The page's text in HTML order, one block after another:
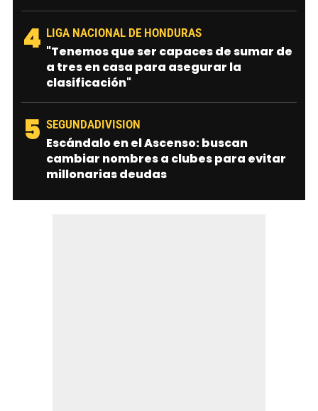
4 LIGA NACIONAL DE HONDURAS
"Tenemos que ser capaces de sumar de
a tres en casa para asegurar la
clasificación"
5 SEGUNDADIVISION
Escándalo en el Ascenso: buscan
cambiar nombres a clubes para evitar
millonarias deudas